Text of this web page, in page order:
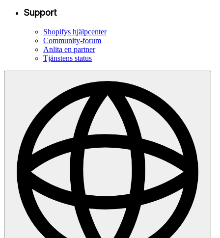
Support
Shopifys hjälpcenter
Community-forum
Anlita en partner
Tjänstens status